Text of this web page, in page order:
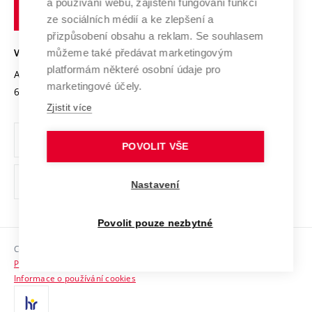
Open Science
Projekty
Projekty ze strukturálních fondů
Specifický výzkum
Mezinárodní dohody
Univerzitní sítě
Podnikavá univerzita / ContriBUTe
Bezpečná univerzita
Vyznamenání
Organizační struktura
Ochrana osobních údajů
odkaz)
Sociální bezpečí
HR Award
technické
VYSOKÉ UČENÍ TECHNICKÉ V BRNĚ
Antonínská 548/1
602 00 Brno
www.vut.cz
vut@vutbr.cz
Copyright © 2026 VUT
Prohlášení o přístupnosti
Informace o používání cookies
a používání webu, zajištění fungování funkcí
ze sociálních médií a ke zlepšení a
přizpůsobení obsahu a reklam. Se souhlasem
můžeme také předávat marketingovým
platformám některé osobní údaje pro
marketingové účely.
Zjistit více
POVOLIT VŠE
Nastavení
Povolit pouze nezbytné